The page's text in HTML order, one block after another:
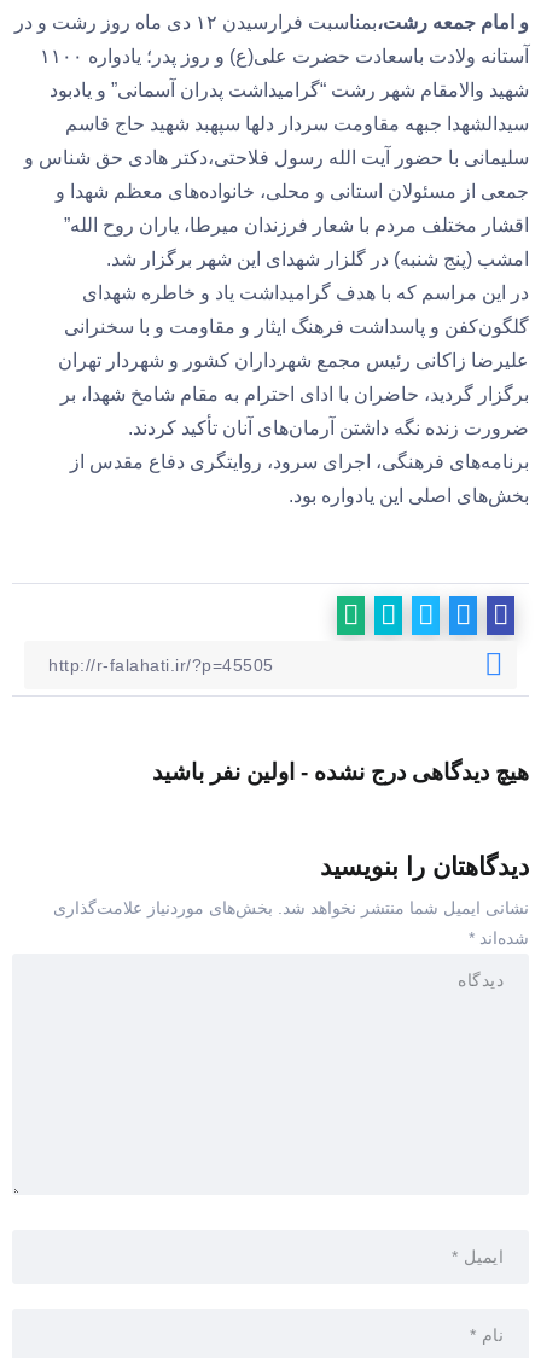
و امام جمعه رشت،
بمناسبت فرارسیدن ۱۲ دی ماه روز رشت و در
آستانه ولادت باسعادت حضرت علی(ع) و روز پدر؛ یادواره ۱۱۰۰
شهید والامقام شهر رشت “گرامیداشت پدران آسمانی” و یادبود
سیدالشهدا جبهه مقاومت سردار دلها سپهبد شهید حاج قاسم
سلیمانی با حضور آیت الله رسول فلاحتی،دکتر هادی حق شناس و
جمعی از مسئولان استانی و محلی، خانواده‌های معظم شهدا و
اقشار مختلف مردم با شعار فرزندان میرطا، یاران روح الله”
امشب (پنج شنبه) در گلزار شهدای این شهر برگزار شد.
در این مراسم که با هدف گرامیداشت یاد و خاطره شهدای
گلگون‌کفن و پاسداشت فرهنگ ایثار و مقاومت و با سخنرانی
علیرضا زاکانی رئیس مجمع شهرداران کشور و شهردار تهران
برگزار گردید، حاضران با ادای احترام به مقام شامخ شهدا، بر
ضرورت زنده نگه داشتن آرمان‌های آنان تأکید کردند.
برنامه‌های فرهنگی، اجرای سرود، روایتگری دفاع مقدس از
بخش‌های اصلی این یادواره بود.
هیچ دیدگاهی درج نشده - اولین نفر باشید
دیدگاهتان را بنویسید
نشانی ایمیل شما منتشر نخواهد شد.
بخش‌های موردنیاز علامت‌گذاری
شده‌اند *